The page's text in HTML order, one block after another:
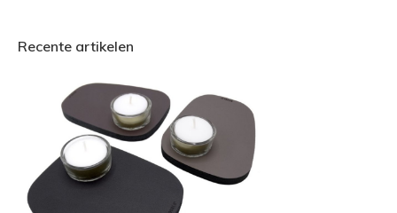
Recente artikelen